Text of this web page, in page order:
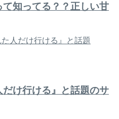
知ってる？？正しい甘
だけ行ける』と話題のサ